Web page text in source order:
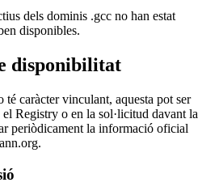
dels dominis .gcc no han estat
disponibles.
disponibilitat
caràcter vinculant, aquesta pot ser
Registry o en la sol·licitud davant la
periòdicament la informació oficial